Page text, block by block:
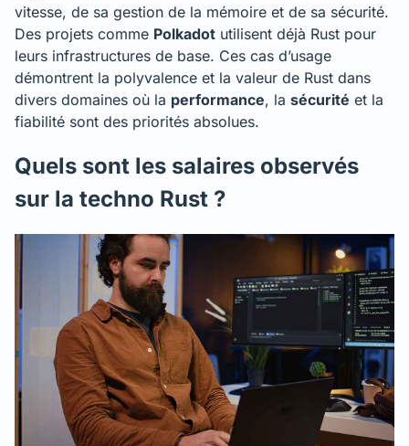
vitesse, de sa gestion de la mémoire et de sa sécurité.
Des projets comme Polkadot utilisent déjà Rust pour
leurs infrastructures de base. Ces cas d’usage
démontrent la polyvalence et la valeur de Rust dans
divers domaines où la performance, la sécurité et la
fiabilité sont des priorités absolues.
Quels sont les salaires observés
sur la techno Rust ?